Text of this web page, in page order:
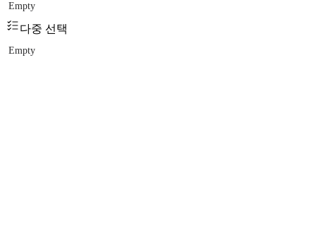
Empty
다중 선택
Empty